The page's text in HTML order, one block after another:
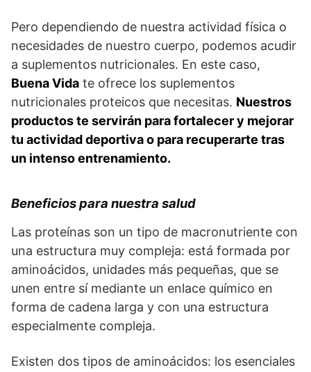
Pero dependiendo de nuestra actividad física o
necesidades de nuestro cuerpo, podemos acudir
a suplementos nutricionales. En este caso,
Buena Vida te ofrece los suplementos
nutricionales proteicos que necesitas. Nuestros
productos te servirán para fortalecer y mejorar
tu actividad deportiva o para recuperarte tras
un intenso entrenamiento.
Beneficios para nuestra salud
Las proteínas son un tipo de macronutriente con
una estructura muy compleja: está formada por
aminoácidos, unidades más pequeñas, que se
unen entre sí mediante un enlace químico en
forma de cadena larga y con una estructura
especialmente compleja.
Existen dos tipos de aminoácidos: los esenciales